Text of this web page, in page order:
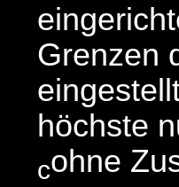
Grenzen
höchste
cohne